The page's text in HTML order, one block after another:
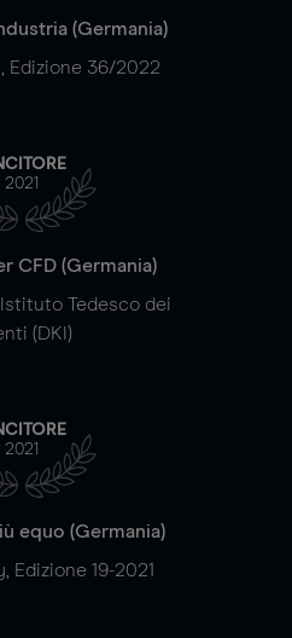
(Germania)
Edizione 36/2022
2021
CFD (Germania)
Tedesco dei
(DKI)
2021
equo (Germania)
Edizione 19-2021